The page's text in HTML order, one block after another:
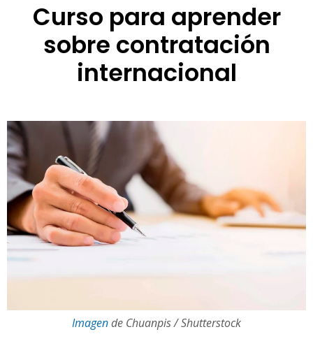
Curso para aprender
sobre contratación
internacional
Imagende Chuanpis / Shutterstock